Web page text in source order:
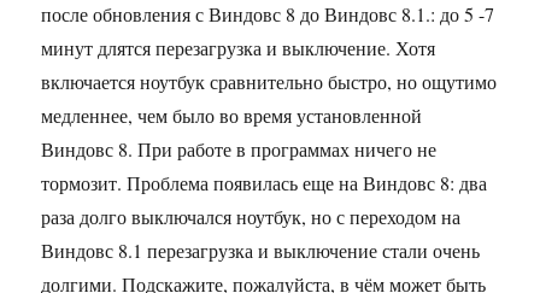
после обновления с Виндовс 8 до Виндовс 8.1.: до 5 -7
минут длятся перезагрузка и выключение. Хотя
включается ноутбук сравнительно быстро, но ощутимо
медленнее, чем было во время установленной
Виндовс 8. При работе в программах ничего не
тормозит. Проблема появилась еще на Виндовс 8: два
раза долго выключался ноутбук, но с переходом на
Виндовс 8.1 перезагрузка и выключение стали очень
долгими. Подскажите, пожалуйста, в чём может быть